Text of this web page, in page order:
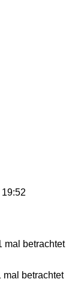
mal betrachtet
mal betrachtet